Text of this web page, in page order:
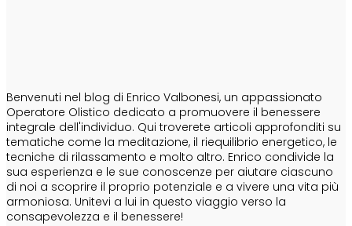
Benvenuti nel blog di Enrico Valbonesi, un appassionato
Operatore Olistico dedicato a promuovere il benessere
integrale dell'individuo. Qui troverete articoli approfonditi su
tematiche come la meditazione, il riequilibrio energetico, le
tecniche di rilassamento e molto altro. Enrico condivide la
sua esperienza e le sue conoscenze per aiutare ciascuno
di noi a scoprire il proprio potenziale e a vivere una vita più
armoniosa. Unitevi a lui in questo viaggio verso la
consapevolezza e il benessere!